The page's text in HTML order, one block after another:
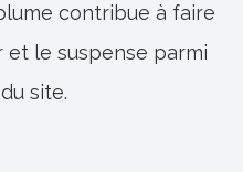
contribue à faire
et le suspense parmi
site.